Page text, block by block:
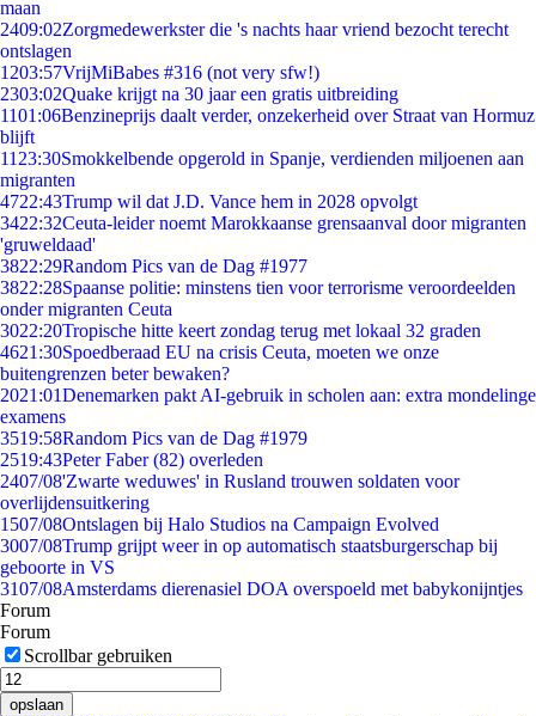
maan
2409:02Zorgmedewerkster die 's nachts haar vriend bezocht terecht
ontslagen
1203:57VrijMiBabes #316 (not very sfw!)
2303:02Quake krijgt na 30 jaar een gratis uitbreiding
1101:06Benzineprijs daalt verder, onzekerheid over Straat van Hormuz
blijft
11 23:30Smokkelbende opgerold in Spanje, verdienden miljoenen aan
migranten
4722:43Trump wil dat J.D. Vance hem in 2028 opvolgt
3422:32Ceuta-leider noemt Marokkaanse grensaanval door migranten
'gruweldaad'
3822:29Random Pics van de Dag #1977
3822:28Spaanse politie: minstens tien voor terrorisme veroordeelden
onder migranten Ceuta
3022:20Tropische hitte keert zondag terug met lokaal 32 graden
4621:30Spoedberaad EU na crisis Ceuta, moeten we onze
buitengrenzen beter bewaken?
2021:01Denemarken pakt AI-gebruik in scholen aan: extra mondelinge
examens
3519:58Random Pics van de Dag #1979
2519:43Peter Faber (82) overleden
2407/08'Zwarte weduwes' in Rusland trouwen soldaten voor
overlijdensuitkering
1507/08Ontslagen bij Halo Studios na Campaign Evolved
3007/08Trump grijpt weer in op automatisch staatsburgerschap bij
geboorte in VS
3107/08Amsterdams dierenasiel DOA overspoeld met babykonijntjes
Forum
Forum
Scrollbar gebruiken
opslaan